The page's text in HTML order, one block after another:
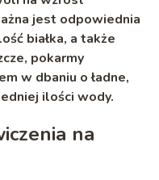
jest odpowiednia
białka, a także
pokarmy
w dbaniu o ładne,
ilości wody.
na